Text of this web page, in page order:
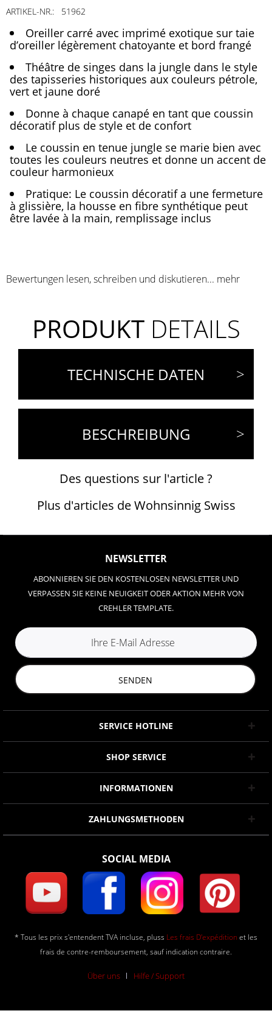
ARTIKEL-NR.: 51962
Oreiller carré avec imprimé exotique sur taie
d’oreiller légèrement chatoyante et bord frangé
Théâtre de singes dans la jungle dans le style
des tapisseries historiques aux couleurs pétrole,
vert et jaune doré
Donne à chaque canapé en tant que coussin
décoratif plus de style et de confort
Le coussin en tenue jungle se marie bien avec
toutes les couleurs neutres et donne un accent de
couleur harmonieux
Pratique: Le coussin décoratif a une fermeture
à glissière, la housse en fibre synthétique peut
être lavée à la main, remplissage inclus
Bewertungen lesen, schreiben und diskutieren... mehr
PRODUKTDETAILS
TECHNISCHE DATEN
BESCHREIBUNG
Des questions sur l'article ?
Plus d'articles de Wohnsinnig Swiss
NEWSLETTER
ABONNIEREN SIE DEN KOSTENLOSEN NEWSLETTER UND
VERPASSEN SIE KEINE NEUIGKEIT ODER AKTION MEHR VON
CREHLER TEMPLATE.
SENDEN
SERVICE HOTLINE
SHOP SERVICE
INFORMATIONEN
ZAHLUNGSMETHODEN
SOCIAL MEDIA
* Tous les prix s'entendent TVA incluse, pluss Les frais D'expédition et les
frais de contre-remboursement, sauf indication contraire.
Über uns Hilfe / Support